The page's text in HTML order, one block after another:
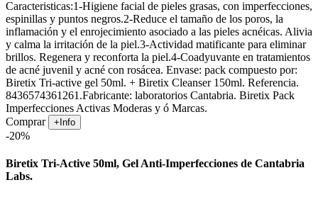
Caracteristicas:1-Higiene facial de pieles grasas, con imperfecciones,
espinillas y puntos negros.2-Reduce el tamaño de los poros, la
inflamación y el enrojecimiento asociado a las pieles acnéicas. Alivia
y calma la irritación de la piel.3-Actividad matificante para eliminar
brillos. Regenera y reconforta la piel.4-Coadyuvante en tratamientos
de acné juvenil y acné con rosácea. Envase: pack compuesto por:
Biretix Tri-active gel 50ml. + Biretix Cleanser 150ml. Referencia.
8436574361261.Fabricante: laboratorios Cantabria. Biretix Pack
Imperfecciones Activas Moderas y ó Marcas.
Comprar
+Info
-20%
Biretix Tri-Active 50ml, Gel Anti-Imperfecciones de Cantabria
Labs.